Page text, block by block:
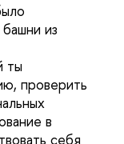
из
ты
проверить
в
себя